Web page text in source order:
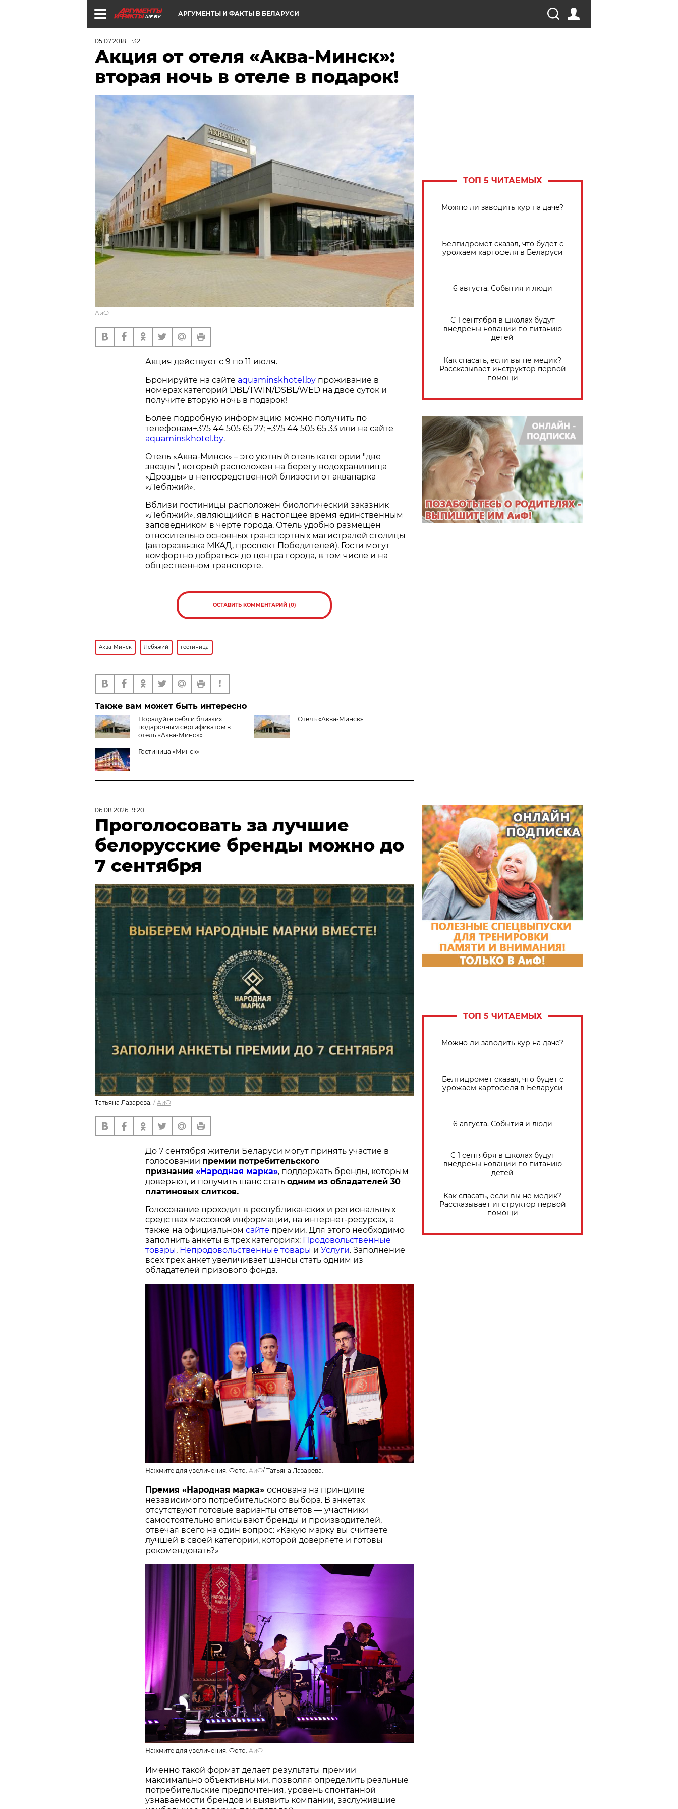
AIF.BY АРГУМЕНТЫ И ФАКТЫ В БЕЛАРУСИ
05.07.2018 11:32
Акция от отеля «Аква-Минск»:
вторая ночь в отеле в подарок!
АиФ
Акция действует с 9 по 11 июля.
Бронируйте на сайте aquaminskhotel.by проживание в
номерах категорий DBL/TWIN/DSBL/WED на двое суток и
получите вторую ночь в подарок!
Более подробную информацию можно получить по
телефонам+375 44 505 65 27; +375 44 505 65 33 или на сайте
aquaminskhotel.by.
Отель «Аква-Минск» – это уютный отель категории "две
звезды", который расположен на берегу водохранилища
«Дрозды» в непосредственной близости от аквапарка
«Лебяжий».
Вблизи гостиницы расположен биологический заказник
«Лебяжий», являющийся в настоящее время единственным
заповедником в черте города. Отель удобно размещен
относительно основных транспортных магистралей столицы
(авторазвязка МКАД, проспект Победителей). Гости могут
комфортно добраться до центра города, в том числе и на
общественном транспорте.
ОСТАВИТЬ КОММЕНТАРИЙ (0)
Аква-Минск Лебяжий гостиница
Также вам может быть интересно
Порадуйте себя и близких
подарочным сертификатом в
отель «Аква-Минск»
Отель «Аква-Минск»
Гостиница «Минск»
ТОП 5 ЧИТАЕМЫХ
Можно ли заводить кур на даче?
Белгидромет сказал, что будет с
урожаем картофеля в Беларуси
6 августа. События и люди
С 1 сентября в школах будут
внедрены новации по питанию
детей
Как спасать, если вы не медик?
Рассказывает инструктор первой
помощи
06.08.2026 19:20
Проголосовать за лучшие
белорусские бренды можно до
7 сентября
Татьяна Лазарева. / АиФ
До 7 сентября жители Беларуси могут принять участие в
голосовании премии потребительского
признания «Народная марка», поддержать бренды, которым
доверяют, и получить шанс стать одним из обладателей 30
платиновых слитков.
Голосование проходит в республиканских и региональных
средствах массовой информации, на интернет-ресурсах, а
также на официальном сайте премии. Для этого необходимо
заполнить анкеты в трех категориях: Продовольственные
товары, Непродовольственные товары и Услуги. Заполнение
всех трех анкет увеличивает шансы стать одним из
обладателей призового фонда.
Нажмите для увеличения. Фото: АиФ/ Татьяна Лазарева.
Премия «Народная марка» основана на принципе
независимого потребительского выбора. В анкетах
отсутствуют готовые варианты ответов — участники
самостоятельно вписывают бренды и производителей,
отвечая всего на один вопрос: «Какую марку вы считаете
лучшей в своей категории, которой доверяете и готовы
рекомендовать?»
Нажмите для увеличения. Фото: АиФ
Именно такой формат делает результаты премии
максимально объективными, позволяя определить реальные
потребительские предпочтения, уровень спонтанной
узнаваемости брендов и выявить компании, заслужившие
ТОП 5 ЧИТАЕМЫХ
Можно ли заводить кур на даче?
Белгидромет сказал, что будет с
урожаем картофеля в Беларуси
6 августа. События и люди
С 1 сентября в школах будут
внедрены новации по питанию
детей
Как спасать, если вы не медик?
Рассказывает инструктор первой
помощи